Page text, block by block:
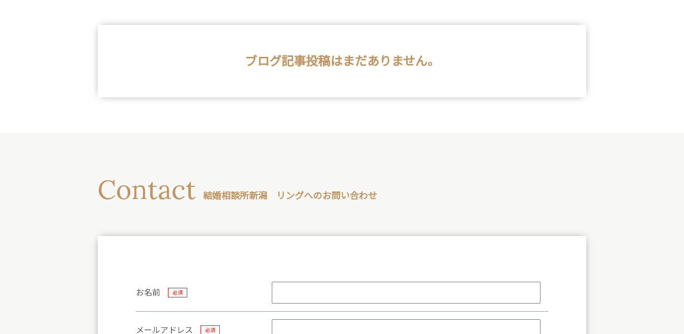
ブログ記事投稿はまだありません。
Contact 結婚相談所新潟 リングへのお問い合わせ
お名前 必須
メールアドレス 必須